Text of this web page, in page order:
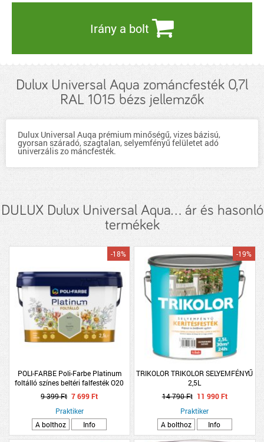
Irány a bolt
Dulux Universal Aqua zománcfesték 0,7l
RAL 1015 bézs jellemzők
Dulux Universal Auqa prémium minőségű, vizes bázisú,
gyorsan száradó, szagtalan, selyemfényű felületet adó
univerzális zo máncfesték.
DULUX Dulux Universal Aqua... ár és hasonló
termékek
POLI-FARBE Poli-Farbe Platinum
foltálló színes beltéri falfesték O20
Olajfa, 2,5l
-18%
9 399 Ft 7 699 Ft
Praktiker
A bolthoz
Info
TRIKOLOR TRIKOLOR SELYEMFÉNYŰ
2,5L
-19%
14 790 Ft 11 990 Ft
Praktiker
A bolthoz
Info